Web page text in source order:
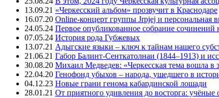
13.09.21 «Черкесский альбом» прозвучит в Краснодаре
16.07.20 Online-концерт группы Jrpjej и персональная
24.05.24 Первое опубликованное собрание сочинений
07.05.24 История рода Губжевых
13.07.21 Адыгские языки – ключ к тайнам нашего
21.06.21 Габор Балинт-Сенткатолнаи (1844–1913) и
30.08.20 Михаил Медведев: «Черкесская тема вошла в
22.04.20 Генофонд убыхов – народа, ушедшего в
04.12.23 Новые грани генома кабардинской лошади
28.01.21 От приятного удивления до восторга: